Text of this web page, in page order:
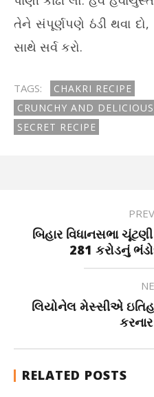
તેને સંપૂર્ણપણે ઠંડી થવા
સાથે સર્વ કરો.
TAGS:
CHAKRI RECIPE
CRUNCHY AND
SECRET RECIPE
બિહાર વિધાનસભા
281 કરોડનું
લિયોનેલ મેસ્સીએ
RELATED POSTS